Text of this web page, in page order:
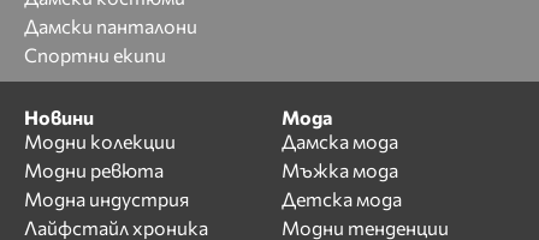
Дамски панталони
Спортни екипи
Новини
Модни колекции
Модни ревюта
Модна индустрия
Лайфстайл хроника
Мода
Дамска мода
Мъжка мода
Детска мода
Модни тенденции